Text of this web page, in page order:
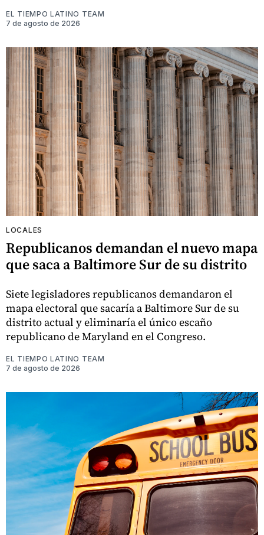
EL TIEMPO LATINO TEAM
7 de agosto de 2026
LOCALES
Republicanos demandan el nuevo mapa
que saca a Baltimore Sur de su distrito
Siete legisladores republicanos demandaron el
mapa electoral que sacaría a Baltimore Sur de su
distrito actual y eliminaría el único escaño
republicano de Maryland en el Congreso.
EL TIEMPO LATINO TEAM
7 de agosto de 2026